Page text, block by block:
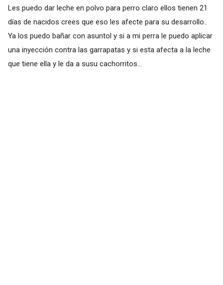
Les puedo dar leche en polvo para perro claro ellos tienen 21
días de nacidos crees que eso les afecte para su desarrollo..
Ya los puedo bañar con asuntol y si a mi perra le puedo aplicar
una inyección contra las garrapatas y si esta afecta a la leche
que tiene ella y le da a susu cachorritos...